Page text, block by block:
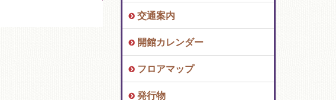
向島図書館
こどもみらい館子育て図
コミュニティプラザ深草
図書館
交通案内
開館カレンダー
フロアマップ
発行物